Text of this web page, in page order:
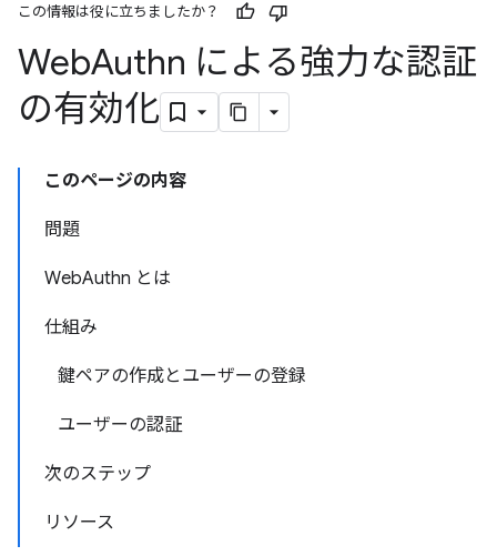
この情報は役に立ちましたか？
WebAuthn による強力な認証
の有効化
このページの内容
問題
WebAuthn とは
仕組み
鍵ペアの作成とユーザーの登録
ユーザーの認証
次のステップ
リソース